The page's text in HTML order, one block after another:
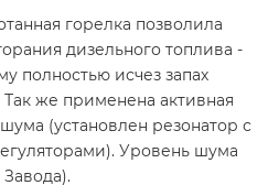
горелка позволила
дизельного топлива -
полностью исчез запах
Так же применена активная
(установлен резонатор с
Уровень шума